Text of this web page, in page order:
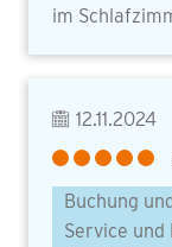
im
12.11.2024
Buchung
Service